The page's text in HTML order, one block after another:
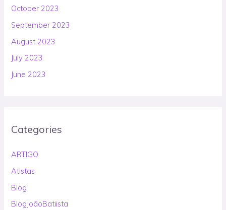
October 2023
September 2023
August 2023
July 2023
June 2023
Categories
ARTIGO
Atistas
Blog
BlogJoãoBatiista